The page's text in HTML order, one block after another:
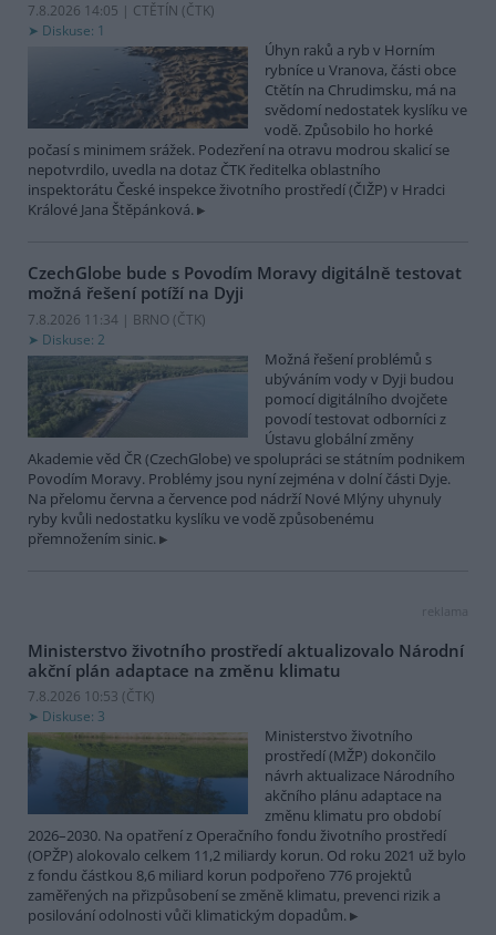
7.8.2026 14:05 | CTĚTÍN (ČTK)
Diskuse: 1
Úhyn raků a ryb v Horním
rybníce u Vranova, části obce
Ctětín na Chrudimsku, má na
svědomí nedostatek kyslíku ve
vodě. Způsobilo ho horké
počasí s minimem srážek. Podezření na otravu modrou skalicí se
nepotvrdilo, uvedla na dotaz ČTK ředitelka oblastního
inspektorátu České inspekce životního prostředí (ČIŽP) v Hradci
Králové Jana Štěpánková.
CzechGlobe bude s Povodím Moravy digitálně testovat
možná řešení potíží na Dyji
7.8.2026 11:34 | BRNO (ČTK)
Diskuse: 2
Možná řešení problémů s
ubýváním vody v Dyji budou
pomocí digitálního dvojčete
povodí testovat odborníci z
Ústavu globální změny
Akademie věd ČR (CzechGlobe) ve spolupráci se státním podnikem
Povodím Moravy. Problémy jsou nyní zejména v dolní části Dyje.
Na přelomu června a července pod nádrží Nové Mlýny uhynuly
ryby kvůli nedostatku kyslíku ve vodě způsobenému
přemnožením sinic.
reklama
Ministerstvo životního prostředí aktualizovalo Národní
akční plán adaptace na změnu klimatu
7.8.2026 10:53 (ČTK)
Diskuse: 3
Ministerstvo životního
prostředí (MŽP) dokončilo
návrh aktualizace Národního
akčního plánu adaptace na
změnu klimatu pro období
2026–2030. Na opatření z Operačního fondu životního prostředí
(OPŽP) alokovalo celkem 11,2 miliardy korun. Od roku 2021 už bylo
z fondu částkou 8,6 miliard korun podpořeno 776 projektů
zaměřených na přizpůsobení se změně klimatu, prevenci rizik a
posilování odolnosti vůči klimatickým dopadům.